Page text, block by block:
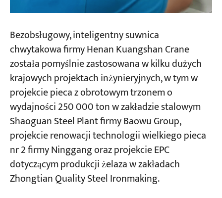
Bezobsługowy, inteligentny suwnica
chwytakowa firmy Henan Kuangshan Crane
została pomyślnie zastosowana w kilku dużych
krajowych projektach inżynieryjnych, w tym w
projekcie pieca z obrotowym trzonem o
wydajności 250 000 ton w zakładzie stalowym
Shaoguan Steel Plant firmy Baowu Group,
projekcie renowacji technologii wielkiego pieca
nr 2 firmy Ninggang oraz projekcie EPC
dotyczącym produkcji żelaza w zakładach
Zhongtian Quality Steel Ironmaking.